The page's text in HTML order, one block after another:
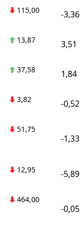
115,00 -3,36
13,87 3,51
37,58 1,84
3,82 -0,52
51,75
-1,33
12,95 -5,89
464,00
-0,05